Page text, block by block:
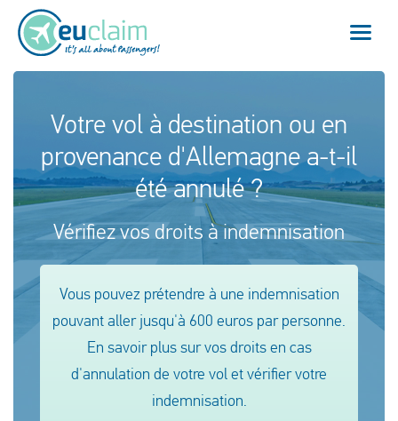
Vol annulé
Vol retardé
Connexion manquée
Notre service
Votre vol à destination ou en
provenance d'Allemagne a-t-il
été annulé ?
Vérifiez vos droits à indemnisation
Vous pouvez prétendre à une indemnisation
pouvant aller jusqu'à 600 euros par personne.
En savoir plus sur vos droits en cas
d'annulation de votre vol et vérifier votre
indemnisation.